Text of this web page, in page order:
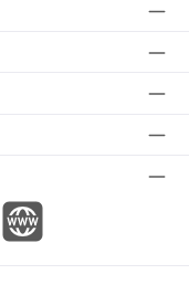
Website